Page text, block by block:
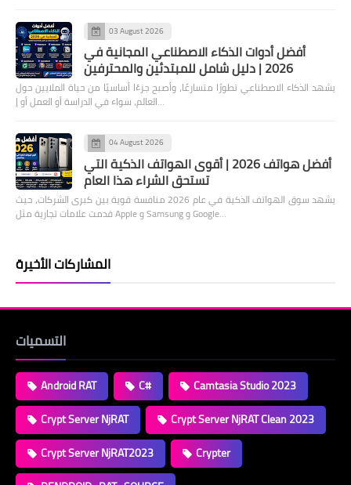
03 August 2026
أفضل أدوات الذكاء الاصطناعي المجانية في
2026 | دليل شامل للمبتدئين والمحترفين
يشهد الذكاء الاصطناعي تطورًا متسارعًا، وأصبح جزءًا أساسيًا من حياة الملايين حول
العالم، سواء في الدراسة أو العمل أو إ…
04 August 2026
أفضل هواتف 2026 | أقوى الهواتف الذكية التي
تستحق الشراء هذا العام
يشهد سوق الهواتف الذكية في عام 2026 منافسة قوية بين كبرى الشركات، حيث
قدمت علامات تجارية مثل Apple و Samsung و Google…
المشاركات الأخيرة
التسميات
Android RAT C#
Camtasia Studio 2023
Crypt Server NjRAT
Crypt Server NjRAT Clean 2023
Crypt Server NjRAT2023
Crypter